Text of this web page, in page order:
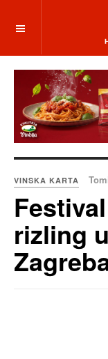
VINSKA KARTA
rizling